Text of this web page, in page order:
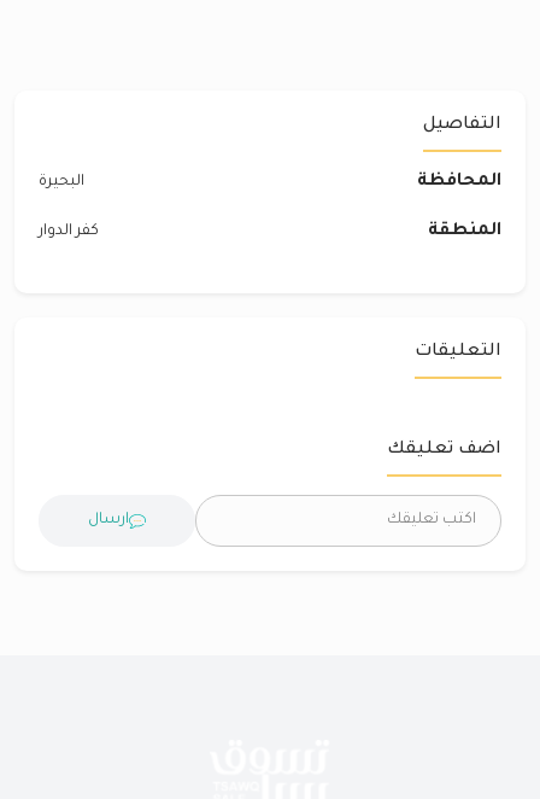
التفاصيل
المحافظة البحيرة
المنطقة كفر الدوار
التعليقات
اضف تعليقك
ارسال